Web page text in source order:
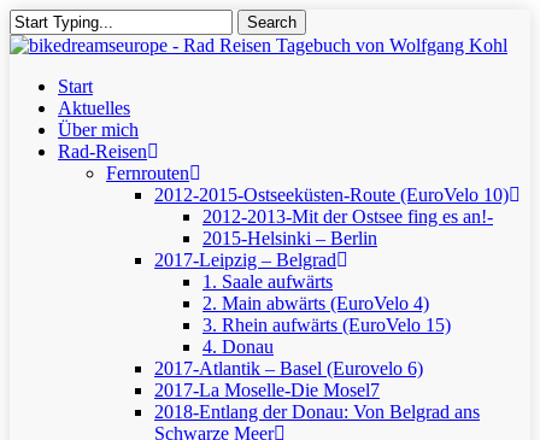
Skip
to
content
Search
Close
Menu
Start
Aktuelles
Über mich
Rad-Reisen
Fernrouten
2012-2015-Ostseeküsten-Route (EuroVelo 10)
2012-2013-Mit der Ostsee fing es an!-
2015-Helsinki – Berlin
2017-Leipzig – Belgrad
1. Saale aufwärts
2. Main abwärts (EuroVelo 4)
3. Rhein aufwärts (EuroVelo 15)
4. Donau
2017-Atlantik – Basel (Eurovelo 6)
2017-La Moselle-Die Mosel7
2018-Entlang der Donau: Von Belgrad ans
Schwarze Meer